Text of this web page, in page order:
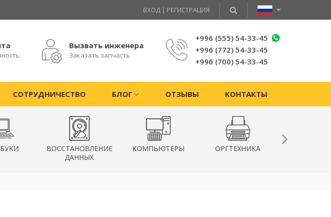
ВХОД | РЕГИСТРАЦИЯ
Вызвать инженера
Заказать запчасть
+996 (555) 54-33-45
+996 (772) 54-33-45
+996 (700) 54-33-45
СОТРУДНИЧЕСТВО БЛОГ ОТЗЫВЫ КОНТАКТЫ
ВОССТАНОВЛЕНИЕ
ДАННЫХ
КОМПЬЮТЕРЫ ОРГТЕХНИКА